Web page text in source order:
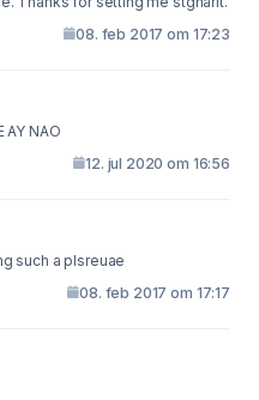
08. feb 2017 om 17:23
AY NAO
12. jul 2020 om 16:56
such a plsreuae
08. feb 2017 om 17:17